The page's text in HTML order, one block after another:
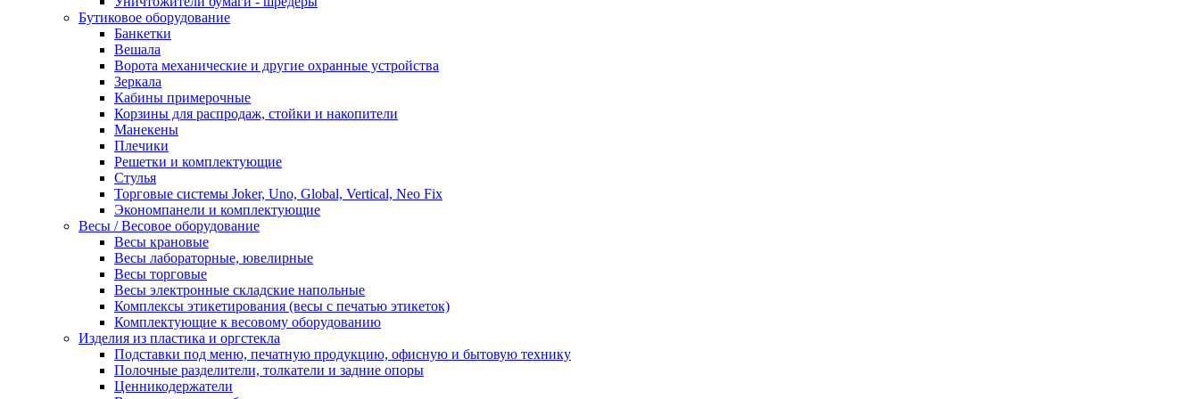
Бутиковое оборудование
Банкетки
Вешала
Ворота механические и другие охранные устройства
Зеркала
Кабины примерочные
Корзины для распродаж, стойки и накопители
Манекены
Плечики
Решетки и комплектующие
Стулья
Торговые системы Joker, Uno, Global, Vertical, Neo Fix
Экономпанели и комплектующие
Весы / Весовое оборудование
Весы крановые
Весы лабораторные, ювелирные
Весы торговые
Весы электронные складские напольные
Комплексы этикетирования (весы с печатью этикеток)
Комплектующие к весовому оборудованию
Изделия из пластика и оргстекла
Подставки под меню, печатную продукцию, офисную и бытовую технику
Полочные разделители, толкатели и задние опоры
Ценникодержатели